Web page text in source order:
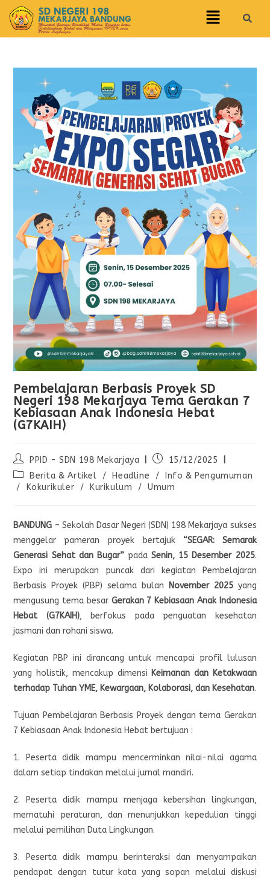
Pembelajaran Berbasis Proyek SD
Negeri 198 Mekarjaya Tema Gerakan 7
Kebiasaan Anak Indonesia Hebat
(G7KAIH)
PPID - SDN 198 Mekarjaya
15/12/2025
Berita & Artikel
/ Headline /
Info & Pengumuman
/
Kokurikuler / Kurikulum / Umum
BANDUNG – Sekolah Dasar Negeri (SDN) 198 Mekarjaya sukses
menggelar pameran proyek bertajuk “SEGAR: Semarak
Generasi Sehat dan Bugar”padaSenin, 15 Desember 2025.
Expo ini merupakan puncak dari kegiatan Pembelajaran
Berbasis Proyek (PBP) selama bulan November 2025yang
mengusung tema besar Gerakan 7 Kebiasaan Anak Indonesia
Hebat (G7KAIH), berfokus pada penguatan kesehatan
jasmani dan rohani siswa.
Kegiatan PBP ini dirancang untuk mencapai profil lulusan
yang holistik, mencakup dimensiKeimanan dan Ketakwaan
terhadap Tuhan YME, Kewargaan, Kolaborasi, dan Kesehatan.
Tujuan Pembelajaran Berbasis Proyek dengan tema Gerakan
7 Kebiasaan Anak Indonesia Hebat bertujuan :
1. Peserta didik mampu mencerminkan nilai-nilai agama
dalam setiap tindakan melalui jurnal mandiri.
2. Peserta didik mampu menjaga kebersihan lingkungan,
mematuhi peraturan, dan menunjukkan kepedulian tinggi
melalui pemilihan Duta Lingkungan.
3. Peserta didik mampu berinteraksi dan menyampaikan
pendapat dengan tutur kata yang sopan melalui diskusi